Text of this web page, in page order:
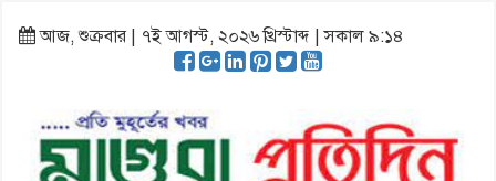
আজ, শুক্রবার | ৭ই আগস্ট, ২০২৬ খ্রিস্টাব্দ | সকাল ৯:১৪